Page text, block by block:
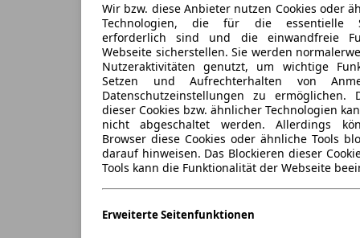
Wir bzw. diese Anbieter nutzen Cookies oder
Technologien, die für die essentielle
erforderlich sind und die einwandfreie
Webseite sicherstellen. Sie werden
Nutzeraktivitäten genutzt, um wichtige
Setzen und Aufrechterhalten von
Datenschutzeinstellungen zu ermöglichen.
dieser Cookies bzw. ähnlicher Technologien
nicht abgeschaltet werden. Allerdings
Browser diese Cookies oder ähnliche Tools
darauf hinweisen. Das Blockieren dieser
Tools kann die Funktionalität der Webseite
Erweiterte Seitenfunktionen